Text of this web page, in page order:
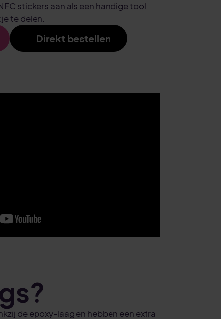
stickers aan als een handige tool
te delen.
Direkt bestellen
de epoxy-laag en hebben een extra